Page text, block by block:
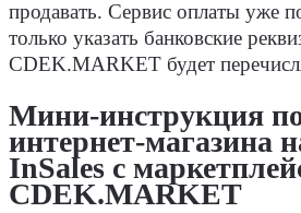
продавать. Сервис оплаты уже
только указать банковские
CDEK.MARKET будет
Мини-инструкция
интернет-магазина
InSales с
CDEK.MARKET